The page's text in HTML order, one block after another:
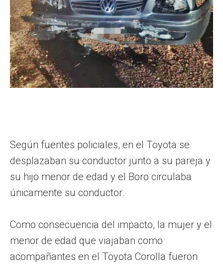
Según fuentes policiales, en el Toyota se
desplazaban su conductor junto a su pareja y
su hijo menor de edad y el Boro circulaba
únicamente su conductor.
Como consecuencia del impacto, la mujer y el
menor de edad que viajaban como
acompañantes en el Toyota Corolla fueron